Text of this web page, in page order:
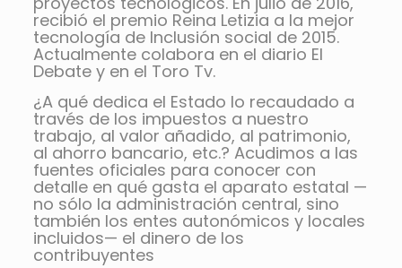
recibió el premio Reina Letizia a la mejor
tecnología de Inclusión social de 2015.
Actualmente colabora en el diario El
Debate y en el Toro Tv.
¿A qué dedica el Estado lo recaudado a
través de los impuestos a nuestro
trabajo, al valor añadido, al patrimonio,
al ahorro bancario, etc.? Acudimos a las
fuentes oficiales para conocer con
detalle en qué gasta el aparato estatal —
no sólo la administración central, sino
también los entes autonómicos y locales
incluidos— el dinero de los
contribuyentes